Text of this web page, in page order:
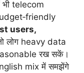
भी telecom
users,
लोग heavy data
रख सकें।
mix में समझेंगे